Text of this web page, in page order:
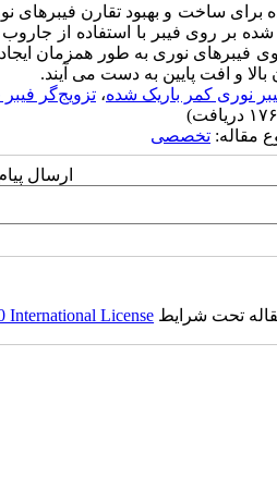
برای ساخت و بهبود تقارن فیبرهای
بر روی فیبر با استفاده از
نوری به طور همزمان ایجاد
و افت پایین به دست می آیند.
نوری کمر باریک شده، تزویج‌گر
مقاله: تخصصی
ارسال
تحت شرایط International License